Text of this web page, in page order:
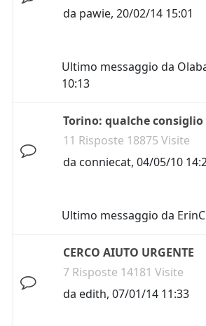
da pawie, 20/02/14 15:01
Ultimo messaggio da
10:13
Torino: qualche consiglio
11 Risposte 18875 Visite
da conniecat, 04/05/10
Ultimo messaggio da ErinC
CERCO AIUTO URGENTE
7 Risposte 14181 Visite
da edith, 07/01/14 11:33